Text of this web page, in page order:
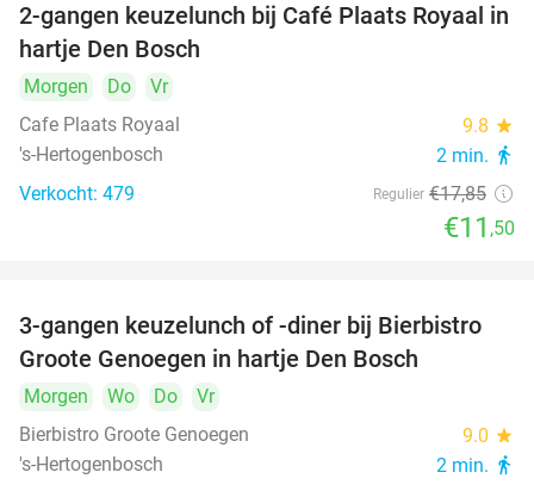
36%
2-gangen keuzelunch bij Café Plaats Royaal in
hartje Den Bosch
Morgen Do
Vr
Cafe Plaats Royaal
9.8 star
's-Hertogenbosch 2 min. directions_walk
Verkocht: 479 Regulier €17,85
€11 ,50
41%
3-gangen keuzelunch of -diner bij Bierbistro
Groote Genoegen in hartje Den Bosch
Morgen Wo Do
Vr
Bierbistro Groote Genoegen
9.0 star
's-Hertogenbosch 2 min. directions_walk